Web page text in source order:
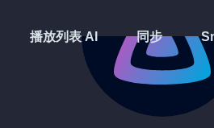
播放列表 AI 同步